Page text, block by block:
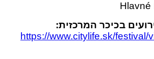
בכיכר המרכזית:
https://www.citylife.sk/